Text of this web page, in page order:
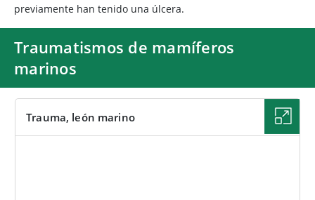
previamente han tenido una úlcera.
Traumatismos de mamíferos
marinos
Trauma, león marino